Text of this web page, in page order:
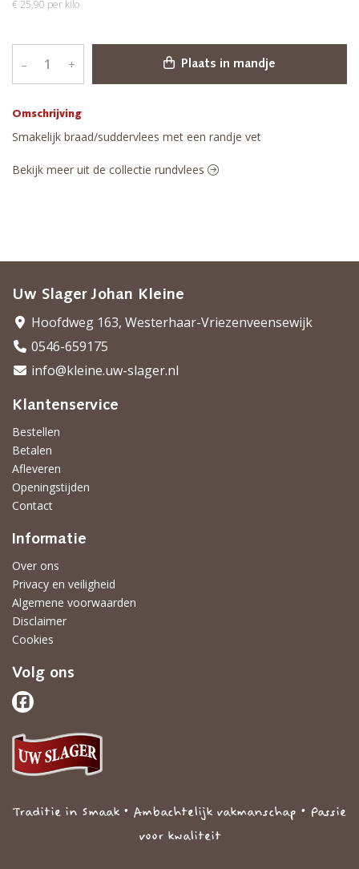
Omschrijving
Smakelijk braad/suddervlees met een randje vet
€ 25,90 per kilo
– + Plaats in mandje
Bekijk meer uit de collectie rundvlees
Uw Slager Johan Kleine
Hoofdweg 163, Westerhaar-Vriezenveensewijk
0546-659175
info@kleine.uw-slager.nl
Klantenservice
Bestellen
Betalen
Afleveren
Openingstijden
Contact
Informatie
Over ons
Privacy en veiligheid
Algemene voorwaarden
Disclaimer
Cookies
Volg ons
Traditie in Smaak • Ambachtelijk vakmanschap • Passie
voor kwaliteit